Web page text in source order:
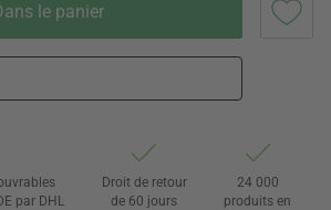
le panier
par DHL
Droit de retour
de 60 jours
24 000
produits en